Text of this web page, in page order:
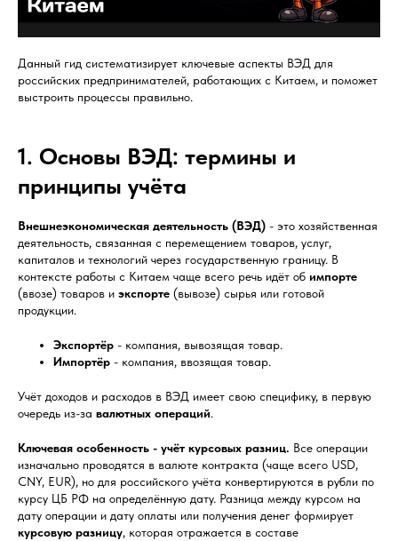
Данный гид систематизирует ключевые аспекты ВЭД для
российских предпринимателей, работающих с Китаем, и поможет
выстроить процессы правильно.
1. Основы ВЭД: термины и
принципы учёта
Внешнеэкономическая деятельность (ВЭД) - это хозяйственная
деятельность, связанная с перемещением товаров, услуг,
капиталов и технологий через государственную границу. В
контексте работы с Китаем чаще всего речь идёт об импорте
(ввозе) товаров и экспорте (вывозе) сырья или готовой
продукции.
Экспортёр - компания, вывозящая товар.
Импортёр - компания, ввозящая товар.
Учёт доходов и расходов в ВЭД имеет свою специфику, в первую
очередь из-за валютных операций.
Ключевая особенность - учёт курсовых разниц. Все операции
изначально проводятся в валюте контракта (чаще всего USD,
CNY, EUR), но для российского учёта конвертируются в рубли по
курсу ЦБ РФ на определённую дату. Разница между курсом на
дату операции и дату оплаты или получения денег формирует
курсовую разницу, которая отражается в составе